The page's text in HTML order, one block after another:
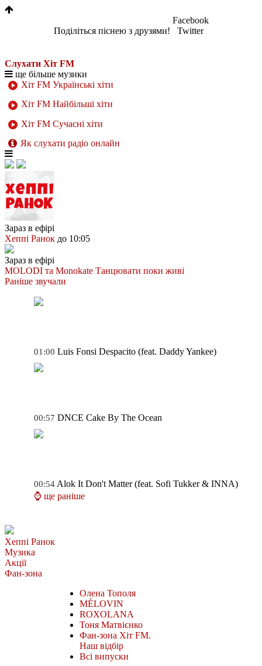
Поділіться піснею з друзями!
Facebook
Twitter
Слухати Хіт FM
ще більше музики
Хіт FM Українські хіти
Хіт FM Найбільші хіти
Хіт FM Сучасні хіти
Як слухати радіо онлайн
Зараз в ефірі
Хеппі Ранок до 10:05
Зараз в ефірі
MOLODI та Monokate Танцювати поки живі
Раніше звучали
01:00 Luis Fonsi Despacito (feat. Daddy Yankee)
00:57 DNCE Cake By The Ocean
00:54 Alok It Don't Matter (feat. Sofi Tukker & INNA)
⌚ ще раніше
Хеппі Ранок
Музика
Акції
Фан-зона
Олена Тополя
MÉLOVIN
ROXOLANA
Тоня Матвієнко
Фан-зона Хіт FM.
Наш відбір
Всі випуски